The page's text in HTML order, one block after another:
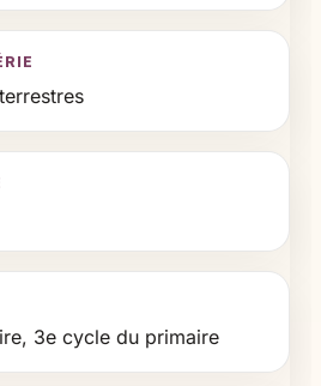
3e cycle du primaire